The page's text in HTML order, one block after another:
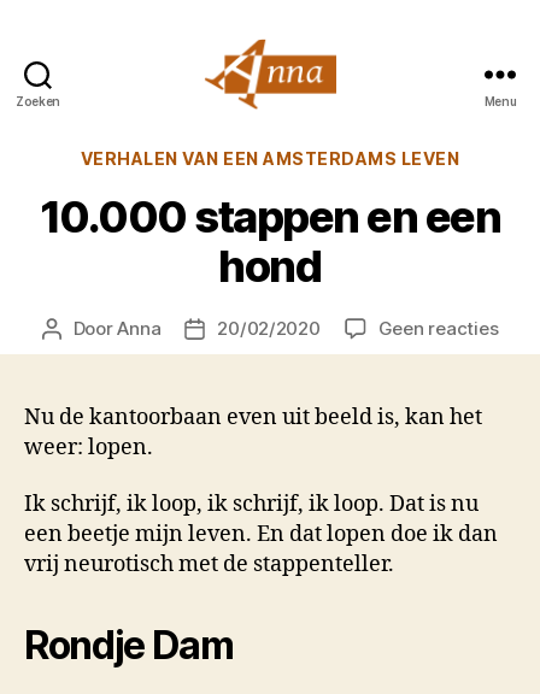
Zoeken
van
Menu
Categorieën
VERHALEN VAN EEN AMSTERDAMS LEVEN
10.000 stappen en een
hond
Berichtauteur
DoorAnna Berichtdatum
20/02/2020 Geen reactiesop
Nu de kantoorbaan even uit beeld is, kan het
weer: lopen.
Ik schrijf, ik loop, ik schrijf, ik loop. Dat is nu
een beetje mijn leven. En dat lopen doe ik dan
vrij neurotisch met de stappenteller.
Rondje Dam